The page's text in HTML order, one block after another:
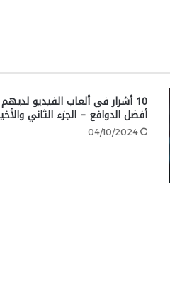
10 أشرار في ألعاب الفيديو لديهم
أفضل الدوافع – الجزء الثاني
04/10/2024